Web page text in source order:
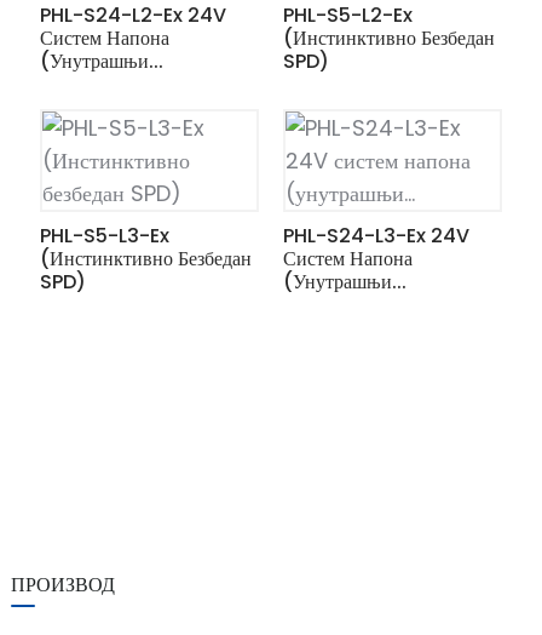
PHL-S24-L2-Ex 24V
Систем Напона
(унутрашњи...
PHL-S5-L2-Ex
(Инстинктивно Безбедан
SPD)
PHL-S5-L3-Ex
(Инстинктивно Безбедан
SPD)
PHL-S24-L3-Ex 24V
Систем Напона
(унутрашњи...
ПРОИЗВОД